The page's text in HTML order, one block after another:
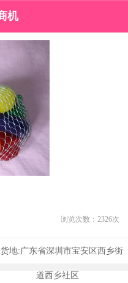
机
浏览次数： 2326次
地:广东省深圳市宝安区西乡街
道西乡社区